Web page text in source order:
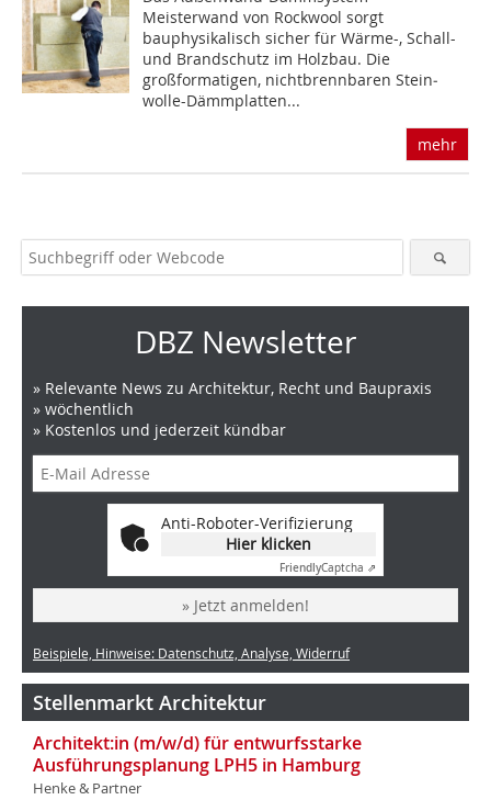
Meisterwand von Rockwool sorgt
bauphysikalisch sicher für Wärme-, Schall-
und Brandschutz im Holzbau. Die
großformatigen, nichtbrennbaren Stein­
wolle-Dämmplatten...
mehr
DBZ Newsletter
» Relevante News zu Architektur, Recht und Baupraxis
» wöchentlich
» Kostenlos und jederzeit kündbar
Anti-Roboter-Verifizierung
Hier klicken
FriendlyCaptcha ⇗
» Jetzt anmelden!
Beispiele, Hinweise: Datenschutz, Analyse, Widerruf
Stellenmarkt Architektur
Architekt:in (m/w/d) für entwurfsstarke
Ausführungsplanung LPH5 in Hamburg
Henke & Partner